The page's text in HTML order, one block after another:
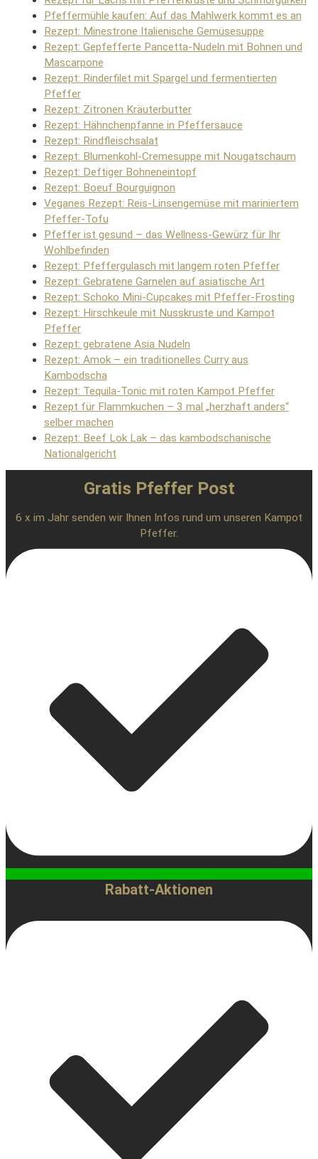
Pfeffermühle kaufen: Auf das Mahlwerk kommt es an
Rezept: Minestrone Italienische Gemüsesuppe
Rezept: Gepfefferte Pancetta-Nudeln mit Bohnen und
Mascarpone
Rezept: Rinderfilet mit Spargel und fermentierten
Pfeffer
Rezept: Zitronen Kräuterbutter
Rezept: Hähnchenpfanne in Pfeffersauce
Rezept: Rindfleischsalat
Rezept: Blumenkohl-Cremesuppe mit Nougatschaum
Rezept: Deftiger Bohneneintopf
Rezept: Boeuf Bourguignon
Veganes Rezept: Reis-Linsengemüse mit mariniertem
Pfeffer-Tofu
Pfeffer ist gesund – das Wellness-Gewürz für Ihr
Wohlbefinden
Rezept: Pfeffergulasch mit langem roten Pfeffer
Rezept: Gebratene Garnelen auf asiatische Art
Rezept: Schoko Mini-Cupcakes mit Pfeffer-Frosting
Rezept: Hirschkeule mit Nusskruste und Kampot
Pfeffer
Rezept: gebratene Asia Nudeln
Rezept: Amok – ein traditionelles Curry aus
Kambodscha
Rezept: Tequila-Tonic mit roten Kampot Pfeffer
Rezept für Flammkuchen – 3 mal „herzhaft anders“
selber machen
Rezept: Beef Lok Lak – das kambodschanische
Nationalgericht
Gratis Pfeffer Post
6 x im Jahr senden wir Ihnen Infos rund um unseren Kampot
Pfeffer.
Rabatt-Aktionen